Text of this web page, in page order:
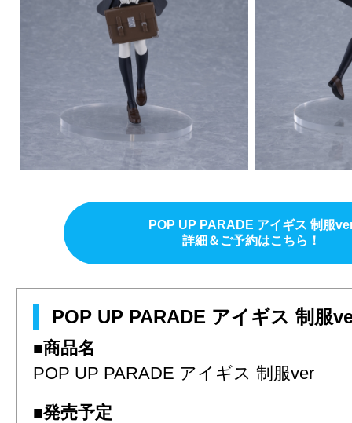
POP UP PARADE アイギス 制服
詳細＆ご予約はこちら！
POP UP PARADE アイギス 制服
■商品名
POP UP PARADE アイギス 制服ver
■発売予定